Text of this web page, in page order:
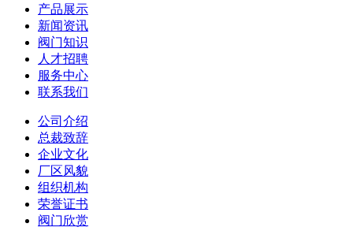
产品展示
新闻资讯
阀门知识
人才招聘
服务中心
联系我们
公司介绍
总裁致辞
企业文化
厂区风貌
组织机构
荣誉证书
阀门欣赏